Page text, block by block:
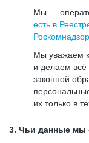
Мы —
есть в
Мы уважаем
и делаем всё
законной
их только в
3. Чьи данные мы